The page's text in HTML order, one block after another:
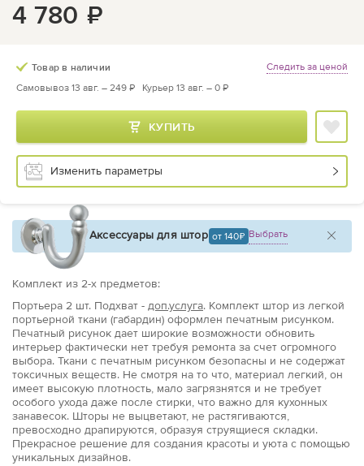
4 780 ₽
Товар в наличии
Следить за ценой
Самовывоз 13 авг. – 249 ₽ Курьер 13 авг. – 0 ₽
КУПИТЬ
Изменить параметры
Аксессуары для штор от 140 Выбрать
Комплект из 2-х предметов:
Портьера 2 шт. Подхват - доп.услуга. Комплект штор из легкой
портьерной ткани (габардин) оформлен печатным рисунком.
Печатный рисунок дает широкие возможности обновить
интерьер фактически нет требуя ремонта за счет огромного
выбора. Ткани с печатным рисунком безопасны и не содержат
токсичных веществ. Не смотря на то что, материал легкий, он
имеет высокую плотность, мало загрязнятся и не требует
особого ухода даже после стирки, что важно для кухонных
занавесок. Шторы не выцветают, не растягиваются,
превосходно драпируются, образуя струящиеся складки.
Прекрасное решение для создания красоты и уюта с помощью
уникальных дизайнов.